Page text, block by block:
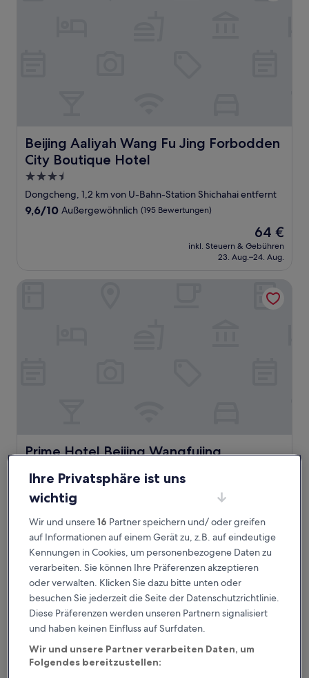
Beijing Aaliyah Wang Fu Jing Forbodden
City Boutique Hotel
Beijing Aaliyah Wang Fu Jing Forbodden City Boutique
3.5-
Sterne-
Unterkunft
Dongcheng, 1,2 km von U-Bahn-Station Shichahai entfernt
9.6
9,6/10 Außergewöhnlich (195 Bewertungen)
Der
Preis
beträgt
64 €
inkl. Steuern & Gebühren
23. Aug.–24. Aug.
Prime Hotel Beijing Wangfujing
Prime Hotel Beijing Wangfujing
Sterne-
Unterkunft
Einkaufsviertel Wangfujing, 2,3 km von U-Bahn-Station
Shichahai entfernt
von
10,
Außergewöhnlich,
Bewertungen)
Der
Preis
beträgt
127 €
127 €
inkl. Steuern & Gebühren
Beijing Gu Xiang 20 Hutong Culture Hotel
Ihre Privatsphäre ist uns
wichtig
Wir und unsere16 Partner speichern und/ oder greifen
auf Informationen auf einem Gerät zu, z.B. auf eindeutige
Kennungen in Cookies, um personenbezogene Daten zu
verarbeiten. Sie können Ihre Präferenzen akzeptieren
oder verwalten. Klicken Sie dazu bitte unten oder
besuchen Sie jederzeit die Seite der Datenschutzrichtlinie.
Diese Präferenzen werden unseren Partnern signalisiert
und haben keinen Einfluss auf Surfdaten.
Wir und unsere Partner verarbeiten Daten, um
Folgendes bereitzustellen: